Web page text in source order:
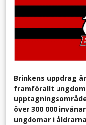
Brinkens uppdrag
framförallt
över 300 000
ungdomar i